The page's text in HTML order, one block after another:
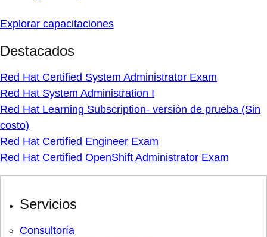
Explorar capacitaciones
Destacados
Red Hat Certified System Administrator Exam
Red Hat System Administration I
Red Hat Learning Subscription- versión de prueba (Sin
costo)
Red Hat Certified Engineer Exam
Red Hat Certified OpenShift Administrator Exam
Servicios
Consultoría